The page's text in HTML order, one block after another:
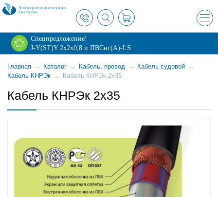
×
Спецпредложение!
J-Y(ST)Y 2х2х0,8 и ПВСнг(А)-LS
Главная → Каталог → Кабель, провод → Кабель судовой →
Кабель КНРЭк → Кабель КНРЭк 2x35
Кабель КНРЭк 2x35